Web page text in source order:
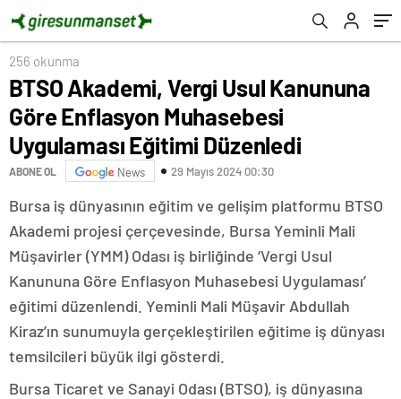
256 okunma
BTSO Akademi, Vergi Usul Kanununa
Göre Enflasyon Muhasebesi
Uygulaması Eğitimi Düzenledi
ABONE OL News 29 Mayıs 2024 00:30
Bursa iş dünyasının eğitim ve gelişim platformu BTSO
Akademi projesi çerçevesinde, Bursa Yeminli Mali
Müşavirler (YMM) Odası iş birliğinde ‘Vergi Usul
Kanununa Göre Enflasyon Muhasebesi Uygulaması’
eğitimi düzenlendi. Yeminli Mali Müşavir Abdullah
Kiraz’ın sunumuyla gerçekleştirilen eğitime iş dünyası
temsilcileri büyük ilgi gösterdi.
Bursa Ticaret ve Sanayi Odası (BTSO), iş dünyasına